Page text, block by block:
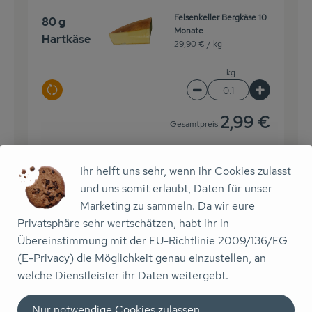
80 g
Hartkäse
Auswahl ändern
Felsenkeller Bergkäse 10
Monate
29,90 € / kg
kg
Artikelanzahl
Gesamtpreis:2,99 €
2 Stk
Zitronen
Auswahl ändern
Zitronen grün
5,99 € /
kg
Artikelanzahl
2,40 €
Ihr helft uns sehr, wenn ihr Cookies zulasst
und uns somit erlaubt, Daten für unser
Marketing zu sammeln. Da wir eure
Privatsphäre sehr wertschätzen, habt ihr in
Übereinstimmung mit der EU-Richtlinie 2009/136/EG
(E-Privacy) die Möglichkeit genau einzustellen, an
welche Dienstleister ihr Daten weitergebt.